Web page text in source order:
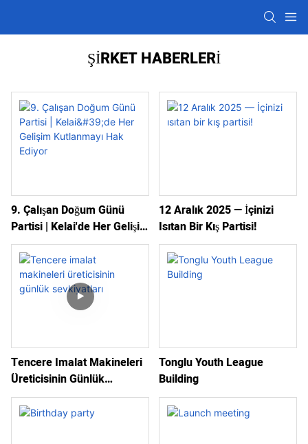
ŞIRKET HABERLERI
9. Çalışan Doğum Günü
Partisi | Kelai'de Her Gelişim
Kutlanmayı Hak Ediyor
12 Aralık 2025 — İçinizi
Isıtan Bir Kış Partisi!
Tencere Imalat Makineleri
Üreticisinin Günlük
Sevkiyatları
Tonglu Youth League
Building